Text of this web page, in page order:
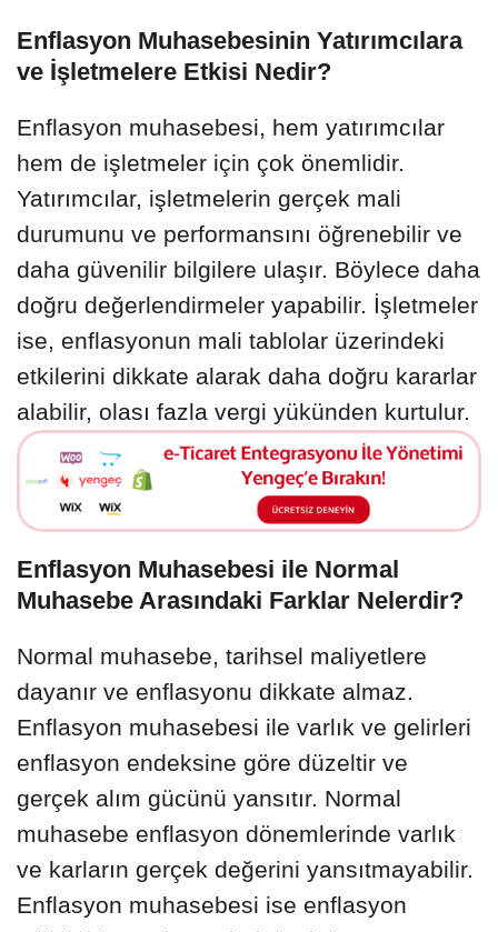
Enflasyon Muhasebesinin Yatırımcılara
ve İşletmelere Etkisi Nedir?
Enflasyon muhasebesi, hem yatırımcılar
hem de işletmeler için çok önemlidir.
Yatırımcılar, işletmelerin gerçek mali
durumunu ve performansını öğrenebilir ve
daha güvenilir bilgilere ulaşır. Böylece daha
doğru değerlendirmeler yapabilir. İşletmeler
ise, enflasyonun mali tablolar üzerindeki
etkilerini dikkate alarak daha doğru kararlar
alabilir, olası fazla vergi yükünden kurtulur.
Enflasyon Muhasebesi ile Normal
Muhasebe Arasındaki Farklar Nelerdir?
Normal muhasebe, tarihsel maliyetlere
dayanır ve enflasyonu dikkate almaz.
Enflasyon muhasebesi ile varlık ve gelirleri
enflasyon endeksine göre düzeltir ve
gerçek alım gücünü yansıtır. Normal
muhasebe enflasyon dönemlerinde varlık
ve karların gerçek değerini yansıtmayabilir.
Enflasyon muhasebesi ise enflasyon